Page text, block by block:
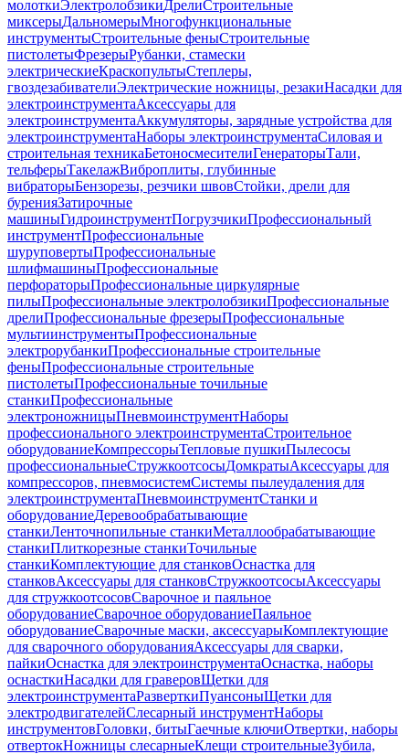
молоткиЭлектролобзикиДрелиСтроительные
миксерыДальномерыМногофункциональные
инструментыСтроительные феныСтроительные
пистолетыФрезерыРубанки, стамески
электрическиеКраскопультыСтеплеры,
гвоздезабивателиЭлектрические ножницы, резакиНасадки для
электроинструментаАксессуары для
электроинструментаАккумуляторы, зарядные устройства для
электроинструментаНаборы электроинструментаСиловая и
строительная техникаБетоносмесителиГенераторыТали,
тельферыТакелажВиброплиты, глубинные
вибраторыБензорезы, резчики швовСтойки, дрели для
буренияЗатирочные
машиныГидроинструментПогрузчикиПрофессиональный
инструментПрофессиональные
шуруповертыПрофессиональные
шлифмашиныПрофессиональные
перфораторыПрофессиональные циркулярные
пилыПрофессиональные электролобзикиПрофессиональные
дрелиПрофессиональные фрезерыПрофессиональные
мультиинструментыПрофессиональные
электрорубанкиПрофессиональные строительные
феныПрофессиональные строительные
пистолетыПрофессиональные точильные
станкиПрофессиональные
электроножницыПневмоинструментНаборы
профессионального электроинструментаСтроительное
оборудованиеКомпрессорыТепловые пушкиПылесосы
профессиональныеСтружкоотсосыДомкратыАксессуары для
компрессоров, пневмосистемСистемы пылеудаления для
электроинструментаПневмоинструментСтанки и
оборудованиеДеревообрабатывающие
станкиЛенточнопильные станкиМеталлообрабатывающие
станкиПлиткорезные станкиТочильные
станкиКомплектующие для станковОснастка для
станковАксессуары для станковСтружкоотсосыАксессуары
для стружкоотсосовСварочное и паяльное
оборудованиеСварочное оборудованиеПаяльное
оборудованиеСварочные маски, аксессуарыКомплектующие
для сварочного оборудованияАксессуары для сварки,
пайкиОснастка для электроинструментаОснастка, наборы
оснасткиНасадки для граверовЩетки для
электроинструментаРазверткиПуансоныЩетки для
электродвигателейСлесарный инструментНаборы
инструментовГоловки, битыГаечные ключиОтвертки, наборы
отвертокНожницы слесарныеКлещи строительныеЗубила,